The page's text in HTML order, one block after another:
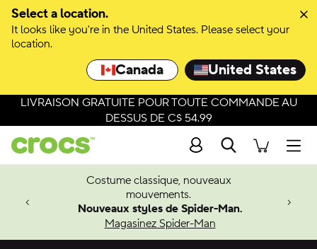
Select a location.
It looks like you're in the United States. Please select your
location.
Canada United States
Passer à la sélection de couleurs
Passer aux détails du produit
LIVRAISON GRATUITE POUR TOUTE COMMANDE AU
DESSUS DE C$ 54.99
Recherche
à venir
Costume classique, nouveaux
mouvements.
Nouveaux styles de Spider-Man.
Magasinez Spider-Man